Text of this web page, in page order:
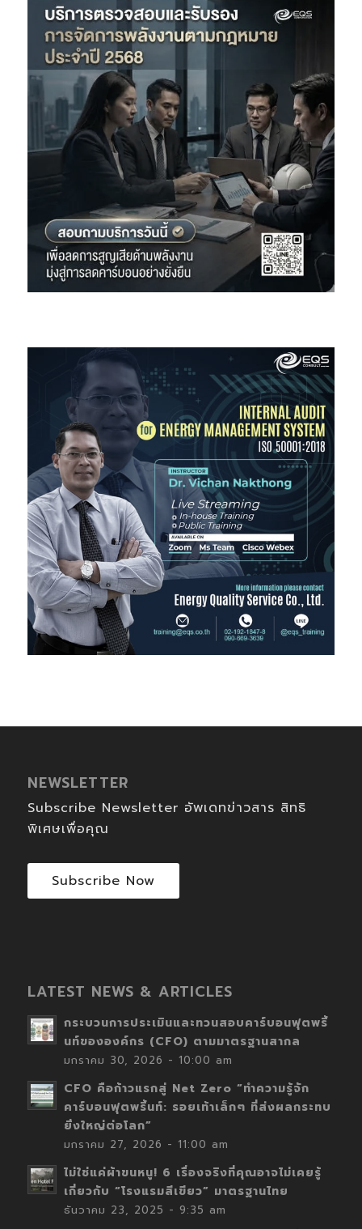
NEWSLETTER
Subscribe Newsletter อัพเดทข่าวสาร สิทธิ
พิเศษเพื่อคุณ
Subscribe Now
LATEST NEWS & ARTICLES
กระบวนการประเมินและทวนสอบคาร์บอนฟุตพริ้
นท์ขององค์กร (CFO) ตามมาตรฐานสากล
มกราคม 30, 2026 - 10:00 am
CFO คือก้าวแรกสู่ Net Zero “ทำความรู้จัก
คาร์บอนฟุตพริ้นท์: รอยเท้าเล็กๆ ที่ส่งผลกระทบ
ยิ่งใหญ่ต่อโลก”
มกราคม 27, 2026 - 11:00 am
ไม่ใช่แค่ผ้าขนหนู! 6 เรื่องจริงที่คุณอาจไม่เคยรู้
เกี่ยวกับ “โรงแรมสีเขียว” มาตรฐานไทย
ธันวาคม 23, 2025 - 9:35 am